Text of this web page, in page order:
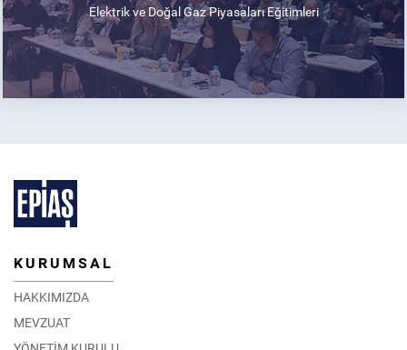
Elektrik ve Doğal Gaz Piyasaları Eğitimleri
KURUMSAL
HAKKIMIZDA
MEVZUAT